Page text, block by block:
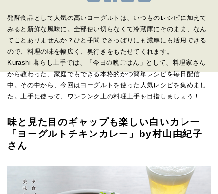
発酵食品として人気の高いヨーグルトは、いつものレシピに加えて
みると新鮮な風味に。全部使い切らなくて冷蔵庫にそのまま、なん
てことありませんか？ひと手間でさっぱりにも濃厚にも活用できる
ので、料理の味を幅広く、奥行きをもたせてくれます。
Kurashi-暮らし上手では、「今日の晩ごはん」として、料理家さん
から教わった、家庭でもできる本格的かつ簡単レシピを毎日配信
中。その中から、今回はヨーグルトを使った人気レシピを集めまし
た。上手に使って、ワンランク上の料理上手を目指しましょう！
味と見た目のギャップも楽しい白いカレー
「ヨーグルトチキンカレー」by村山由紀子
さん